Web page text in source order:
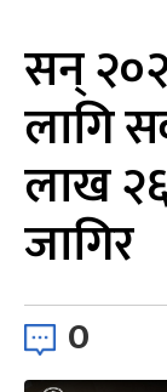
सन्
लागि
लाख
जागिर
0